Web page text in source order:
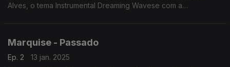
Alves, o tema Instrumental Dreaming Wavese com a
Marquise - Passado
Ep. 2
13 jan. 2025